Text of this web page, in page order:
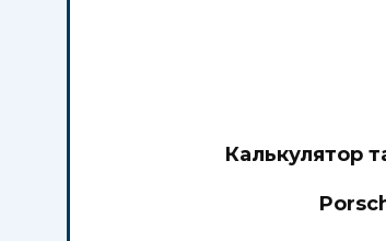
Калькулятор